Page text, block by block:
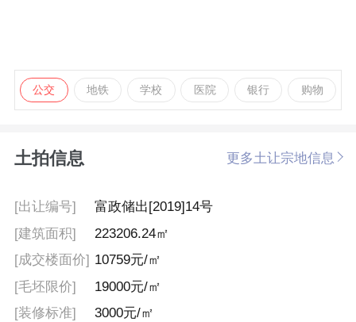
公交 地铁 学校 医院 银行 购物
土拍信息 更多土让宗地信息
[出让编号]
富政储出[2019]14号
[建筑面积]
223206.24㎡
[成交楼面价] 10759元/㎡
[毛坯限价]
19000元/㎡
[装修标准]
3000元/㎡